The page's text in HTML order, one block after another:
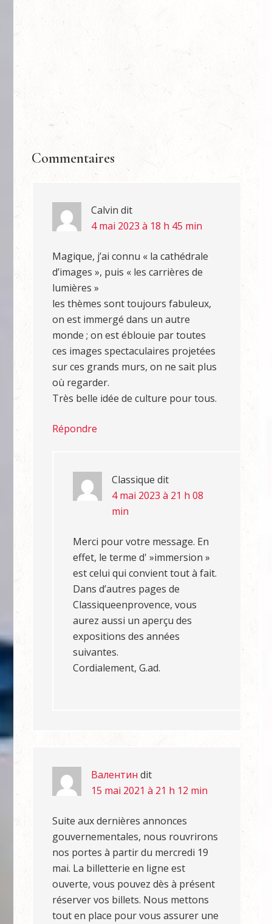
Commentaires
Calvin dit
4 mai 2023 à 18 h 45 min
Magique, j’ai connu « la cathédrale
d’images », puis « les carrières de
lumières »
les thèmes sont toujours fabuleux,
on est immergé dans un autre
monde ; on est éblouie par toutes
ces images spectaculaires projetées
sur ces grands murs, on ne sait plus
où regarder.
Très belle idée de culture pour tous.
Répondre
Classique dit
4 mai 2023 à 21 h 08
min
Merci pour votre message. En
effet, le terme d' »immersion »
est celui qui convient tout à fait.
Dans d’autres pages de
Classiqueenprovence, vous
aurez aussi un aperçu des
expositions des années
suivantes.
Cordialement, G.ad.
Валентин dit
15 mai 2021 à 21 h 12 min
Suite aux dernières annonces
gouvernementales, nous rouvrirons
nos portes à partir du mercredi 19
mai. La billetterie en ligne est
ouverte, vous pouvez dès à présent
réserver vos billets. Nous mettons
tout en place pour vous assurer une